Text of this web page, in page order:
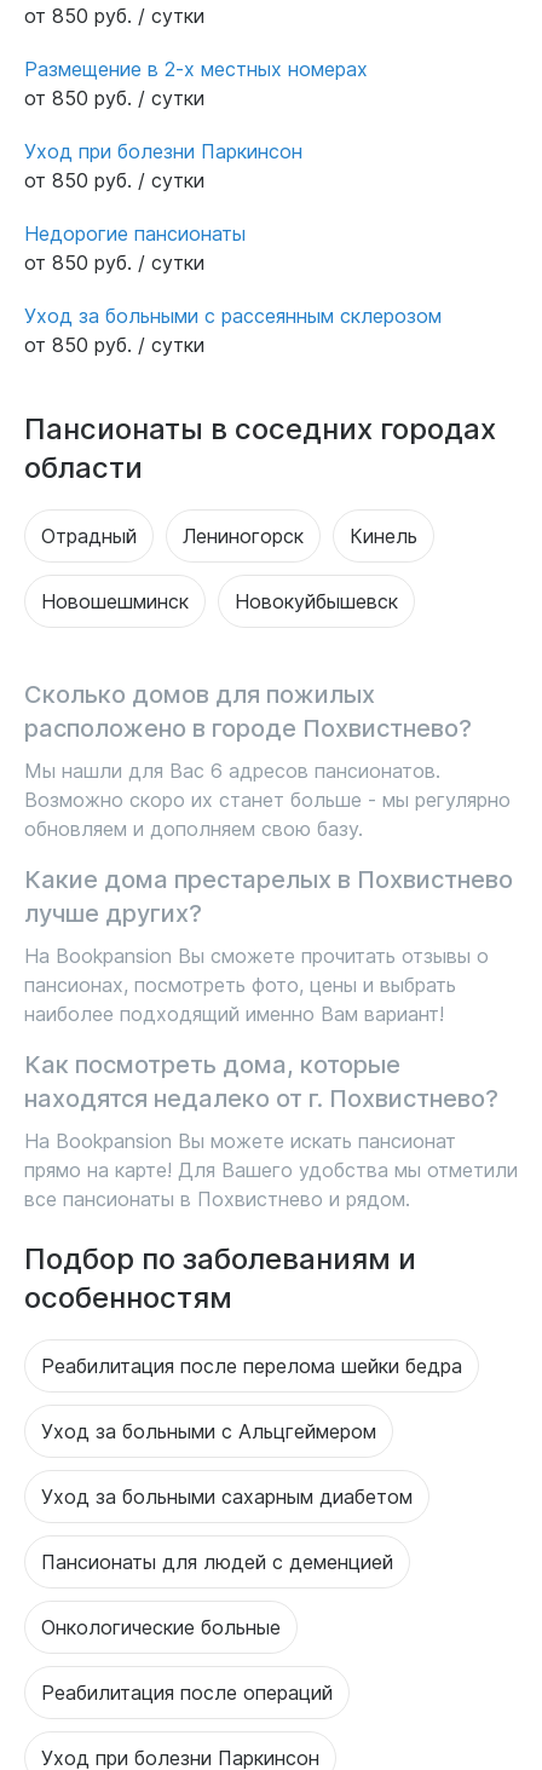
от 850 руб. / сутки
Размещение в 2-х местных номерах
от 850 руб. / сутки
Уход при болезни Паркинсон
от 850 руб. / сутки
Недорогие пансионаты
от 850 руб. / сутки
Уход за больными с рассеянным склерозом
от 850 руб. / сутки
Пансионаты в соседних городах
области
Отрадный Лениногорск Кинель
Новошешминск Новокуйбышевск
Сколько домов для пожилых
расположено в городе Похвистнево?
Мы нашли для Вас 6 адресов пансионатов.
Возможно скоро их станет больше - мы регулярно
обновляем и дополняем свою базу.
Какие дома престарелых в Похвистнево
лучше других?
На Bookpansion Вы сможете прочитать отзывы о
пансионах, посмотреть фото, цены и выбрать
наиболее подходящий именно Вам вариант!
Как посмотреть дома, которые
находятся недалеко от г. Похвистнево?
На Bookpansion Вы можете искать пансионат
прямо на карте! Для Вашего удобства мы отметили
все пансионаты в Похвистнево и рядом.
Подбор по заболеваниям и
особенностям
Реабилитация после перелома шейки бедра
Уход за больными с Альцгеймером
Уход за больными сахарным диабетом
Пансионаты для людей с деменцией
Онкологические больные
Реабилитация после операций
Уход при болезни Паркинсон